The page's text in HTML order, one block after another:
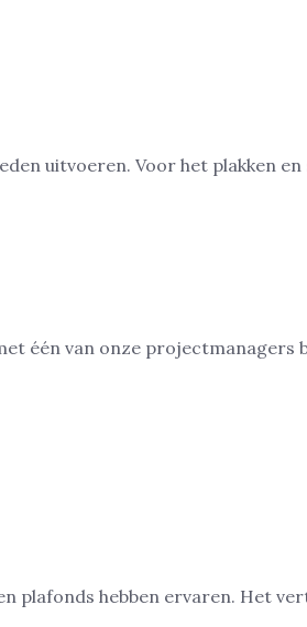
uitvoeren. Voor het plakken en
één van onze projectmanagers
plafonds hebben ervaren. Het